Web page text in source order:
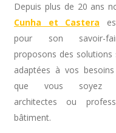
Depuis plus de 20 ans
Cunha et Castera
pour son savoir-
proposons des solutions
adaptées à vos besoins
que vous soyez
architectes ou
bâtiment.